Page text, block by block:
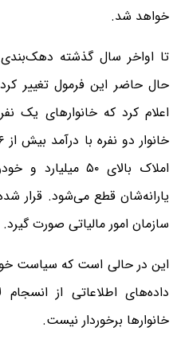
خواهد شد.
تا اواخر سال گذشته دهک‌بندی
املاک بالای ۵۰
یارانه‌شان قطع می‌شود. قرار
سازمان امور مالیاتی صورت گیرد.
این در حالی است که سیاست
داده‌های اطلاعاتی از
خانوارها برخوردار نیست.